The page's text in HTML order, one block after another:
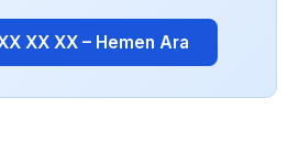
XX XX – Hemen Ara